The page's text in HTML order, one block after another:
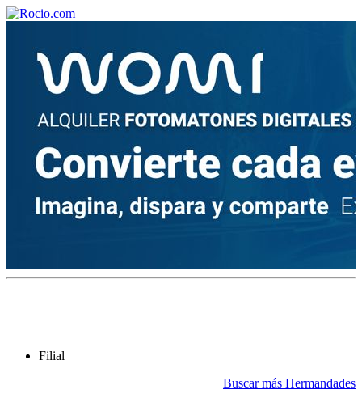
Filial
Buscar más Hermandades
¡Bienvenido! Soy el asistente virtual de rocio.com.
¿En qué puedo ayudarte?
¿Cuándo se construyó la primera ermita?